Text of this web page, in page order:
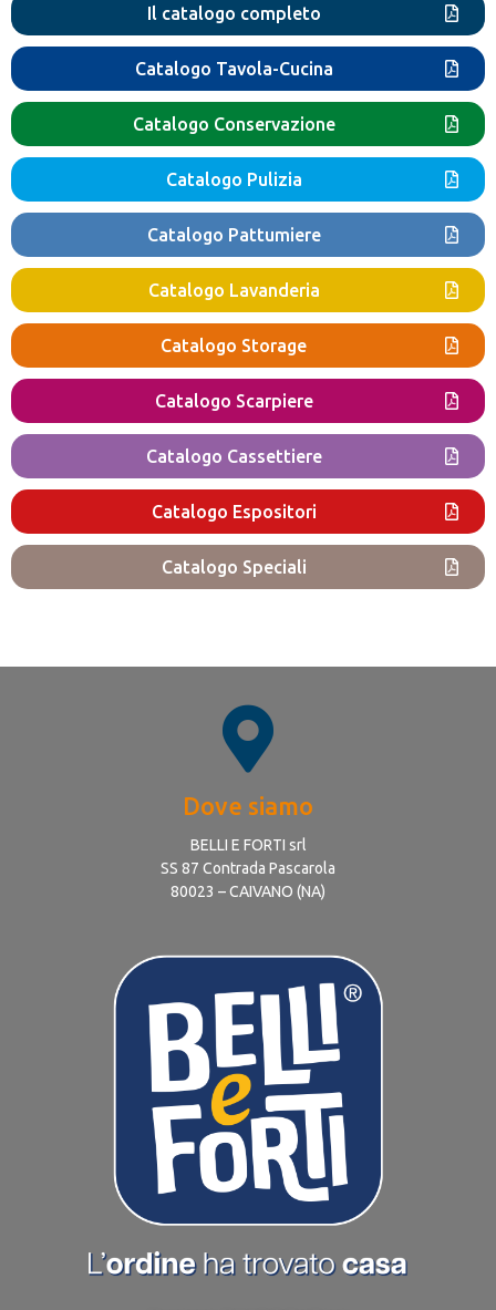
Il catalogo completo
Catalogo Tavola-Cucina
Catalogo Conservazione
Catalogo Pulizia
Catalogo Pattumiere
Catalogo Lavanderia
Catalogo Storage
Catalogo Scarpiere
Catalogo Cassettiere
Catalogo Espositori
Catalogo Speciali
Dove siamo
BELLI E FORTI srl
SS 87 Contrada Pascarola
80023 – CAIVANO (NA)